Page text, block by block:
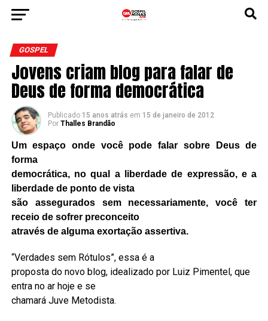
GOSPEL
Jovens criam blog para falar de
Deus de forma democrática
Publicado 15 anos atrás em 15 de janeiro de 2012
Por Thalles Brandão
Um espaço onde você pode falar sobre Deus de
forma
democrática, no qual a liberdade de expressão, e a
liberdade de ponto de vista
são assegurados sem necessariamente, você ter
receio de sofrer preconceito
através de alguma exortação assertiva.
“Verdades sem Rótulos”, essa é a
proposta do novo blog, idealizado por Luiz Pimentel, que
entra no ar hoje e se
chamará Juve Metodista.